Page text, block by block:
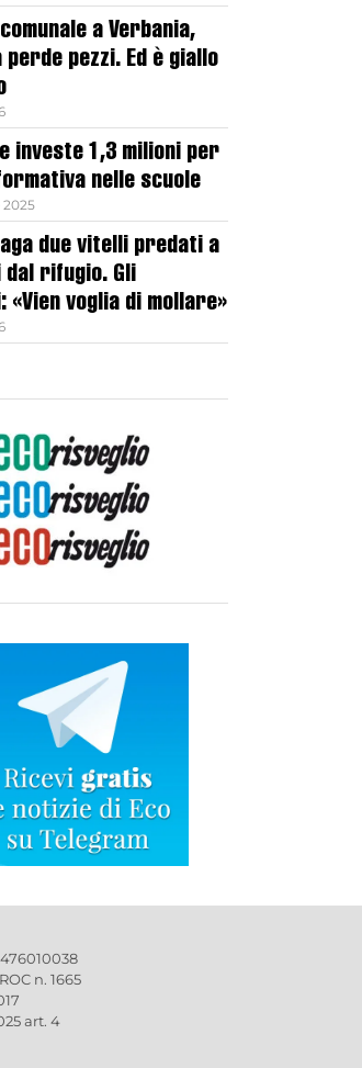
a Verbania,
pezzi. Ed è giallo
investe 1,3 milioni per
nelle scuole
due vitelli predati a
rifugio. Gli
«Vien voglia di mollare»
n. 1665
art. 4